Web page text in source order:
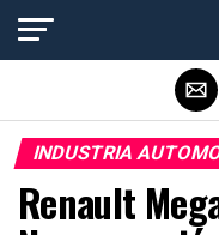
INDUSTRIA
Renault
Salir